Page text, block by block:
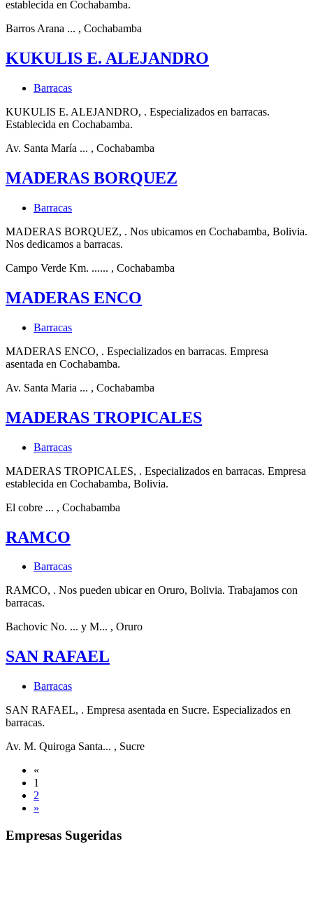
establecida en Cochabamba.
Barros Arana ... , Cochabamba
KUKULIS E. ALEJANDRO
Barracas
KUKULIS E. ALEJANDRO, . Especializados en barracas.
Establecida en Cochabamba.
Av. Santa María ... , Cochabamba
MADERAS BORQUEZ
Barracas
MADERAS BORQUEZ, . Nos ubicamos en Cochabamba, Bolivia.
Nos dedicamos a barracas.
Campo Verde Km. ...... , Cochabamba
MADERAS ENCO
Barracas
MADERAS ENCO, . Especializados en barracas. Empresa
asentada en Cochabamba.
Av. Santa Maria ... , Cochabamba
MADERAS TROPICALES
Barracas
MADERAS TROPICALES, . Especializados en barracas. Empresa
establecida en Cochabamba, Bolivia.
El cobre ... , Cochabamba
RAMCO
Barracas
RAMCO, . Nos pueden ubicar en Oruro, Bolivia. Trabajamos con
barracas.
Bachovic No. ... y M... , Oruro
SAN RAFAEL
Barracas
SAN RAFAEL, . Empresa asentada en Sucre. Especializados en
barracas.
Av. M. Quiroga Santa... , Sucre
«
1
2
»
Empresas Sugeridas